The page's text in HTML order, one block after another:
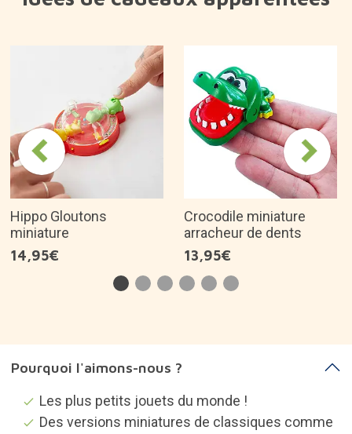
Hippo Gloutons
miniature
14,95€
Crocodile miniature
arracheur de dents
13,95€
Pourquoi l'aimons-nous ?
Les plus petits jouets du monde !
Des versions miniatures de classiques comme